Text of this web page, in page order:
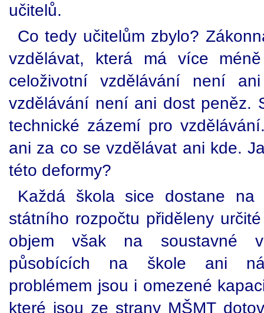
učitelů.
Co tedy učitelům zbylo?
vzdělávat, která má více
celoživotní vzdělávání není
vzdělávání není ani dost peněz.
technické zázemí pro
ani za co se vzdělávat ani kde.
této deformy?
Každá škola sice dostane na
státního rozpočtu přiděleny
objem však na soustavné
působících na škole ani
problémem jsou i omezené
které jsou ze strany MŠMT